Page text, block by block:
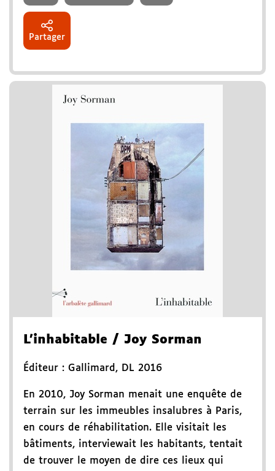
Partager
L'inhabitable / Joy Sorman
Éditeur : Gallimard , DL 2016
En 2010, Joy Sorman menait une enquête de
terrain sur les immeubles insalubres à Paris,
en cours de réhabilitation. Elle visitait les
bâtiments, interviewait les habitants, tentait
de trouver le moyen de dire ces lieux qui